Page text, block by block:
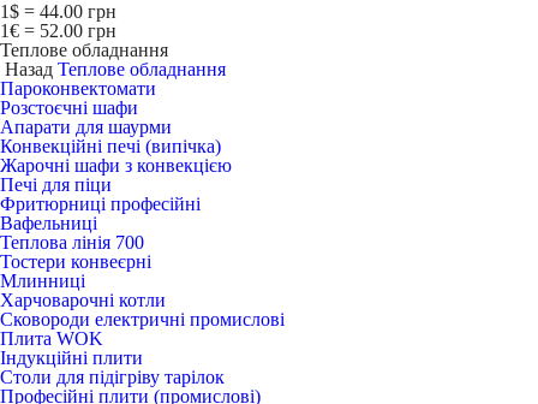
1$ = 44.00 грн
1€ = 52.00 грн
Теплове обладнання
Назад Теплове обладнання
Пароконвектомати
Розстоєчні шафи
Апарати для шаурми
Конвекційні печі (випічка)
Жарочні шафи з конвекцією
Печі для піци
Фритюрниці професійні
Вафельниці
Теплова лінія 700
Тостери конвеєрні
Млинниці
Харчоварочні котли
Сковороди електричні промислові
Плита WOK
Індукційні плити
Столи для підігріву тарілок
Професійні плити (промислові)